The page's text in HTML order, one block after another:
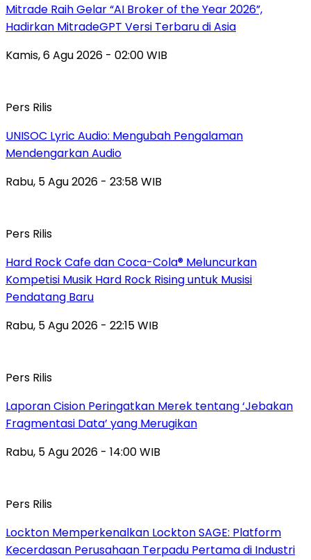
Mitrade Raih Gelar “AI Broker of the Year 2026”,
Hadirkan MitradeGPT Versi Terbaru di Asia
Kamis, 6 Agu 2026 - 02:00 WIB
Pers Rilis
UNISOC Lyric Audio: Mengubah Pengalaman
Mendengarkan Audio
Rabu, 5 Agu 2026 - 23:58 WIB
Pers Rilis
Hard Rock Cafe dan Coca-Cola® Meluncurkan
Kompetisi Musik Hard Rock Rising untuk Musisi
Pendatang Baru
Rabu, 5 Agu 2026 - 22:15 WIB
Pers Rilis
Laporan Cision Peringatkan Merek tentang ‘Jebakan
Fragmentasi Data’ yang Merugikan
Rabu, 5 Agu 2026 - 14:00 WIB
Pers Rilis
Lockton Memperkenalkan Lockton SAGE: Platform
Kecerdasan Perusahaan Terpadu Pertama di Industri